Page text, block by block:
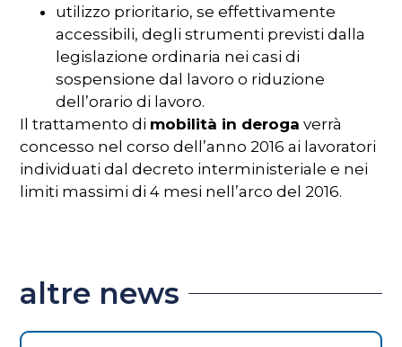
utilizzo prioritario, se effettivamente
accessibili, degli strumenti previsti dalla
legislazione ordinaria nei casi di
sospensione dal lavoro o riduzione
dell’orario di lavoro.
Il trattamento di mobilità in deroga verrà
concesso nel corso dell’anno 2016 ai lavoratori
individuati dal decreto interministeriale e nei
limiti massimi di 4 mesi nell’arco del 2016.
altre news